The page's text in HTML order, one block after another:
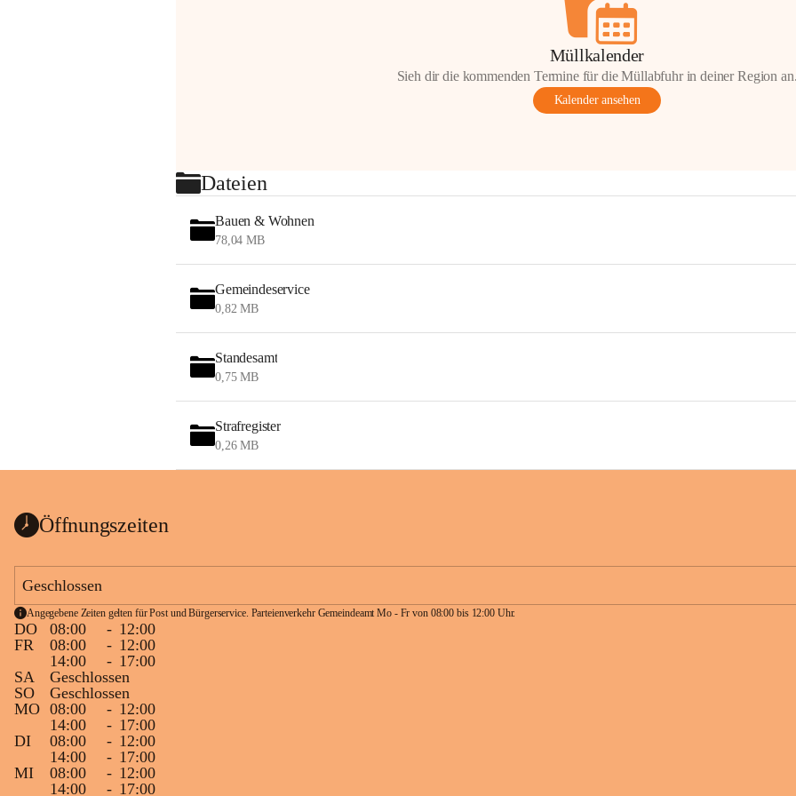
Müllkalender
Sieh dir die kommenden Termine für die Müllabfuhr in deiner Region
Kalender ansehen
Dateien
Bauen & Wohnen
78,04 MB
Gemeindeservice
0,82 MB
Standesamt
0,75 MB
Strafregister
0,26 MB
Öffnungszeiten
Geschlossen
Angegebene Zeiten gelten für Post und Bürgerservice. Parteienverkehr Gemeindeamt Mo - Fr von 08:00 bis 12:00 Uhr.
DO 08:00 - 12:00
FR
08:00 - 12:00
14:00
- 17:00
SA
Geschlossen
SO
Geschlossen
MO 08:00 - 12:00
14:00
- 17:00
DI
08:00 - 12:00
14:00
- 17:00
MI
08:00 - 12:00
14:00
- 17:00